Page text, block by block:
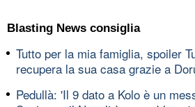
Blasting News consiglia
Tutto per la mia famiglia, spoiler
recupera la sua casa grazie a
Pedullà: 'Il 9 dato a Kolo è un